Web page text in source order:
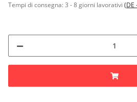
Tempi di consegna:3 - 8 giorni lavorativi (DE